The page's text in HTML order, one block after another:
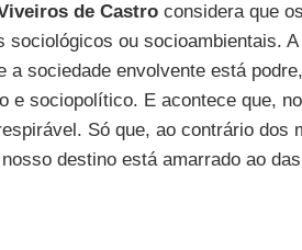
de Castroconsidera que
sociológicos ou socioambientais.
a sociedade envolvente está
e sociopolítico. E acontece que,
Só que, ao contrário dos
destino está amarrado ao